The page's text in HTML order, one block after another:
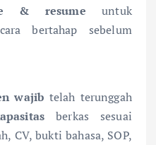
& resume untuk
bertahap sebelum
wajib telah terunggah
berkas sesuai
CV, bukti bahasa, SOP,